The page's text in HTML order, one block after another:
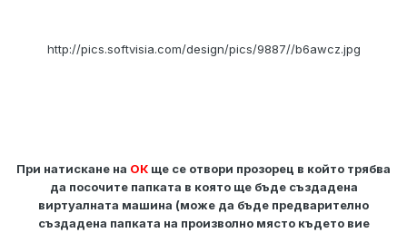
http://pics.softvisia.com/design/pics/9887//b6awcz.jpg
При натискане на ОК ще се отвори прозорец в който трябва
да посочите папката в която ще бъде създадена
виртуалната машина (може да бъде предварително
създадена папката на произволно място където вие